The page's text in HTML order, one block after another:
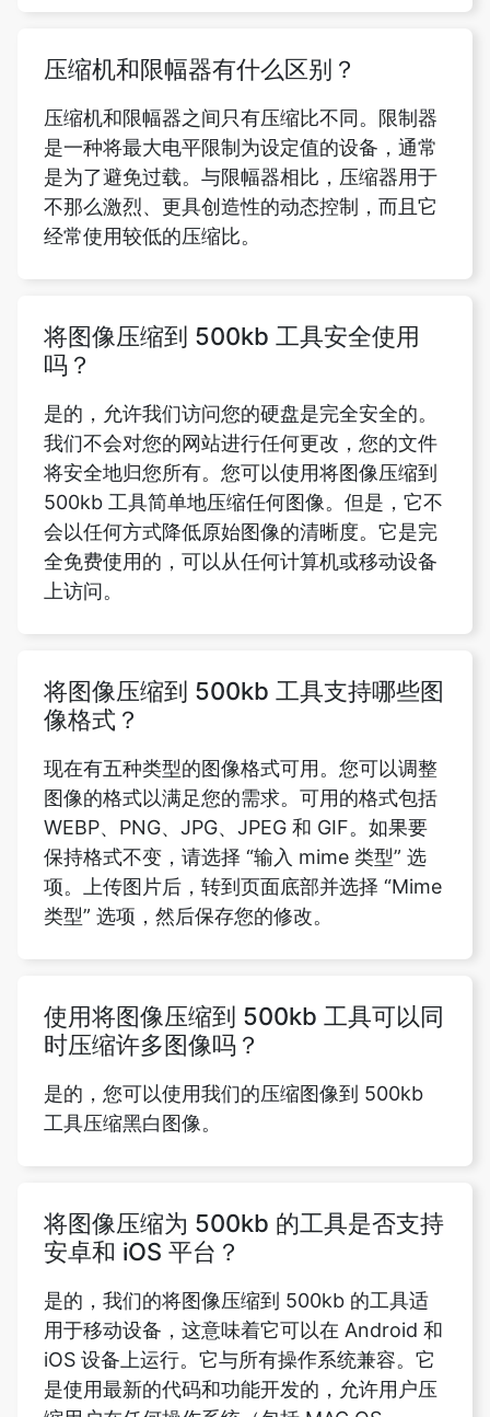
是一种将最大电平限制为设定值的设备，通常
是为了避免过载。与限幅器相比，压缩器用于
不那么激烈、更具创造性的动态控制，而且它
经常使用较低的压缩比。
将图像压缩到 500kb 工具安全使用
是的，允许我们访问您的硬盘是完全安全的。
我们不会对您的网站进行任何更改，您的文件
将安全地归您所有。您可以使用将图像压缩到
500kb 工具简单地压缩任何图像。但是，它不
会以任何方式降低原始图像的清晰度。它是完
全免费使用的，可以从任何计算机或移动设备
上访问。
将图像压缩到 500kb 工具支持哪些图
现在有五种类型的图像格式可用。您可以调整
图像的格式以满足您的需求。可用的格式包括
WEBP、PNG、JPG、JPEG 和 GIF。如果要
保持格式不变，请选择 “输入 mime 类型” 选
项。上传图片后，转到页面底部并选择 “Mime
类型” 选项，然后保存您的修改。
使用将图像压缩到 500kb 工具可以同
是的，您可以使用我们的压缩图像到 500kb
工具压缩黑白图像。
将图像压缩为 500kb 的工具是否支持
是的，我们的将图像压缩到 500kb 的工具适
用于移动设备，这意味着它可以在 Android 和
iOS 设备上运行。它与所有操作系统兼容。它
是使用最新的代码和功能开发的，允许用户压
缩用户在任何操作系统（包括 MAC OS、
Windows 和 Ubuntu）上提交的任何图像，只
要设备具有可靠的互联网连接。秘密在于，即